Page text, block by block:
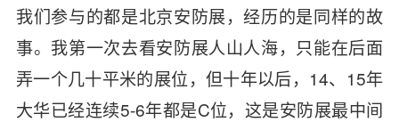
我们参与的都是北京安防展，经历的是同样的故
事。我第一次去看安防展人山人海，只能在后面
弄一个几十平米的展位，但十年以后，14、15年
大华已经连续5-6年都是C位，这是安防展最中间